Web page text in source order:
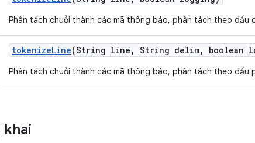
Phân tách chuỗi thành các mã thông báo, phân tách theo dấu
tokenizeLine(String line , String delim, boolean
Phân tách chuỗi thành các mã thông báo, phân tách theo dấu
khai